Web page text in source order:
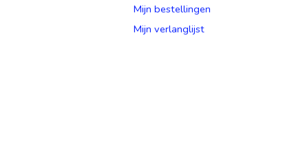
Mijn bestellingen
Mijn verlanglijst